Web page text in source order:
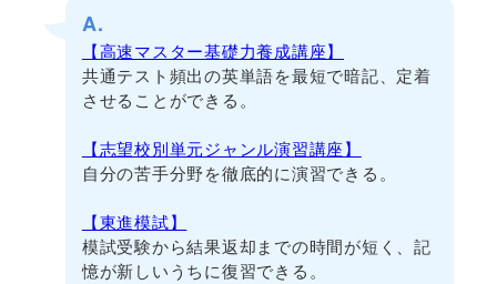
A.
【高速マスター基礎力養成講座】
共通テスト頻出の英単語を最短で暗記、定着
させることができる。
【志望校別単元ジャンル演習講座】
自分の苦手分野を徹底的に演習できる。
【東進模試】
模試受験から結果返却までの時間が短く、記
憶が新しいうちに復習できる。